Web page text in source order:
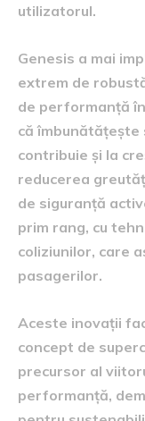
utilizatorul.
Genesis a mai
extrem de
de performanță
că
contribuie și la
reducerea
de siguranță
prim rang, cu
coliziunilor, care
pasagerilor.
Aceste inovații
concept de
precursor al
performanță,